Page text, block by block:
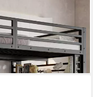
Ablagefläche & Leiter